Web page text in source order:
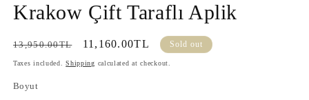
Krakow Çift Taraflı Aplik
Regular
price
13,950.00TL
Sale
price
11,160.00TL Sold out
Taxes included.Shipping calculated at checkout.
Boyut